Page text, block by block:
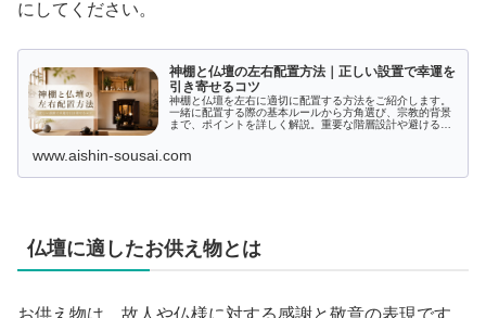
にしてください。
神棚と仏壇の左右配置方法｜正しい設置で幸運を
引き寄せるコツ
神棚と仏壇を左右に適切に配置する方法をご紹介します。
一緒に配置する際の基本ルールから方角選び、宗教的背景
まで、ポイントを詳しく解説。重要な階層設計や避けるべ
い空間を実現するためのヒントが満載です。
www.aishin-sousai.com
仏壇に適したお供え物とは